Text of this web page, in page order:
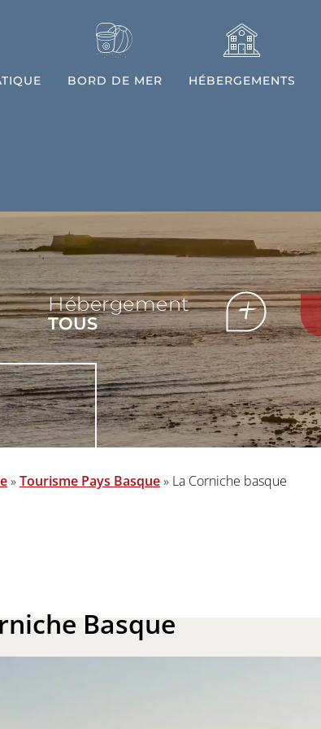
BORD DE MER HÉBERGEMENTS
Hébergement +
»Tourisme Pays Basque» La Corniche basque
Basque